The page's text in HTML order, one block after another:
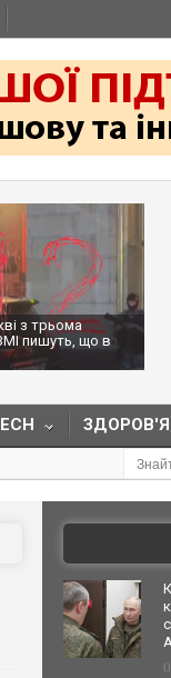
"Хартії" Ігоря
сьогодні
ЗДОРОВ'Я